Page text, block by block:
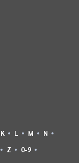
K L M
N
Z 0-9